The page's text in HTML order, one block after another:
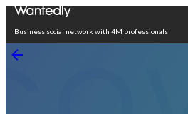
Business social network with 4M professionals